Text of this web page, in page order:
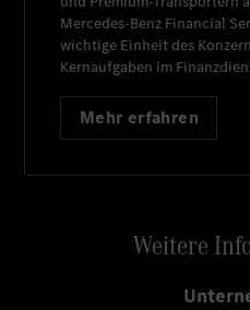
Mercedes-Benz Financial
wichtige Einheit des
Kernaufgaben im
Mehr erfahren
Weitere